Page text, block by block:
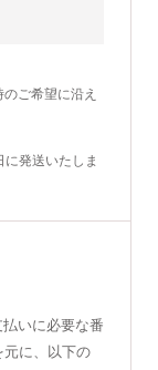
ご希望に沿え
発送いたしま
いに必要な番
に、以下の